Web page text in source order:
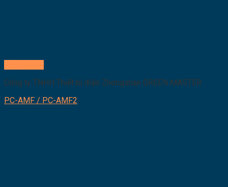
Công ty TNHH Thiết bị điện Zhongshan GREEN MASTER
PC-AMF / PC-AMF2